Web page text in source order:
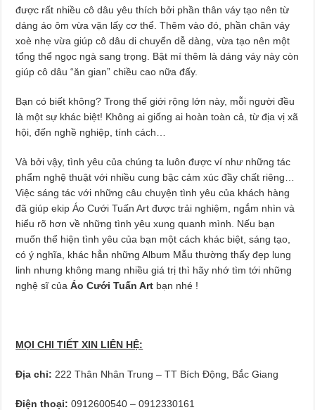
được rất nhiều cô dâu yêu thích bởi phần thân váy tạo nên từ
dáng áo ôm vừa vặn lấy cơ thể. Thêm vào đó, phần chân váy
xoè nhẹ vừa giúp cô dâu di chuyển dễ dàng, vừa tạo nên một
tổng thể ngọc ngà sang trọng. Bật mí thêm là dáng váy này còn
giúp cô dâu “ăn gian” chiều cao nữa đấy.
Bạn có biết không? Trong thế giới rộng lớn này, mỗi người đều
là một sự khác biệt! Không ai giống ai hoàn toàn cả, từ địa vị xã
hội, đến nghề nghiệp, tính cách…
Và bởi vậy, tình yêu của chúng ta luôn được ví như những tác
phẩm nghệ thuật với nhiều cung bậc cảm xúc đầy chất riêng…
Việc sáng tác với những câu chuyện tình yêu của khách hàng
đã giúp ekip Áo Cưới Tuấn Art được trải nghiệm, ngắm nhìn và
hiểu rõ hơn về những tình yêu xung quanh mình. Nếu bạn
muốn thể hiện tình yêu của bạn một cách khác biệt, sáng tạo,
có ý nghĩa, khác hẳn những Album Mẫu thường thấy đẹp lung
linh nhưng không mang nhiều giá trị thì hãy nhớ tìm tới những
nghệ sĩ củaÁo Cưới Tuấn Art bạn nhé !
MỌI CHI TIẾT XIN LIÊN HỆ:
Địa chỉ: 222 Thân Nhân Trung – TT Bích Động, Bắc Giang
Điện thoại:0912600540 – 0912330161